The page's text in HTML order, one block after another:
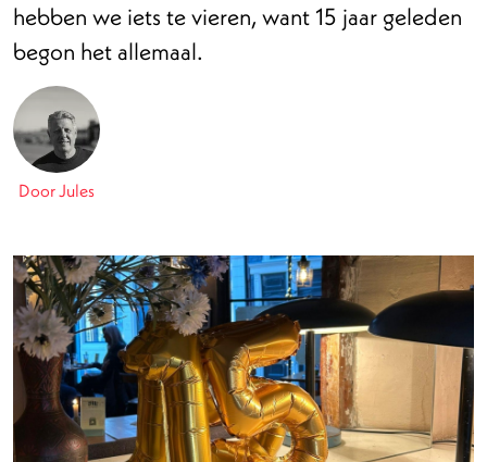
hebben we iets te vieren, want 15 jaar geleden
begon het allemaal.
Door Jules